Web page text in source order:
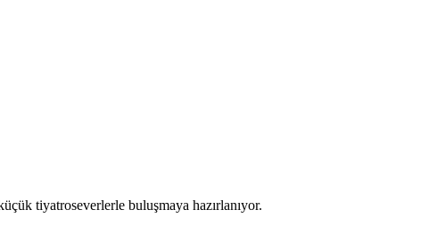
tiyatroseverlerle buluşmaya hazırlanıyor.